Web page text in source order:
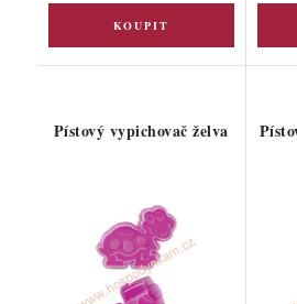
Pístový vypichovač želva